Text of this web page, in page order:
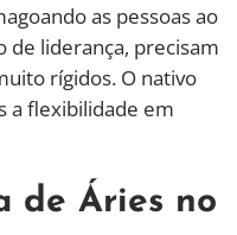
as pessoas ao
de liderança, precisam
rígidos. O nativo
a flexibilidade em
de Áries no